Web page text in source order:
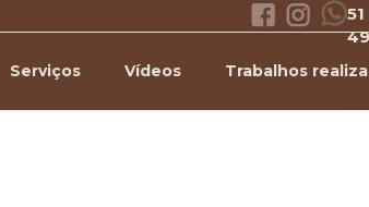
Serviços Vídeos Trabalhos